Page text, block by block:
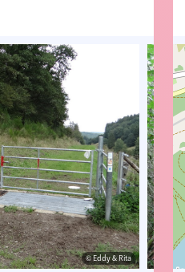
© Eddy & Rita© Eddy & Rita